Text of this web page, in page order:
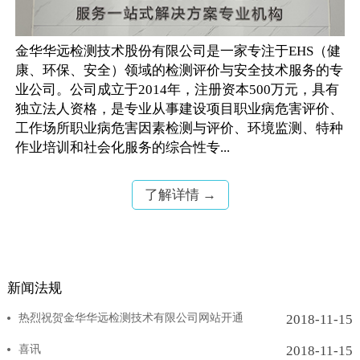
金华华远检测技术股份有限公司是一家专注于EHS（健
康、环保、安全）领域的检测评价与安全技术服务的专
业公司。公司成立于2014年，注册资本500万元，具有
独立法人资格，是专业从事建设项目职业病危害评价、
工作场所职业病危害因素检测与评价、环境监测、特种
作业培训和社会化服务的综合性专...
了解详情 →
新闻法规
热烈祝贺金华华远检测技术有限公司网站开通 2018-11-15
喜讯 2018-11-15